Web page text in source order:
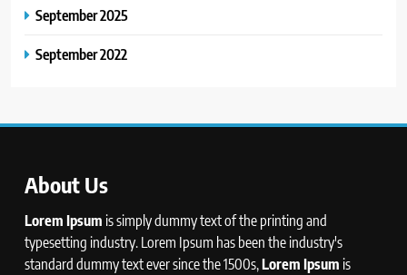
September 2025
September 2022
About Us
Lorem Ipsum is simply dummy text of the printing and
typesetting industry. Lorem Ipsum has been the industry's
standard dummy text ever since the 1500s,Lorem Ipsum is